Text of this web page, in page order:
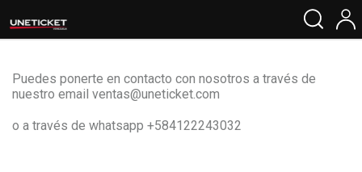
Puedes ponerte en contacto con nosotros a través de
nuestro email ventas@uneticket.com
o a través de whatsapp +584122243032